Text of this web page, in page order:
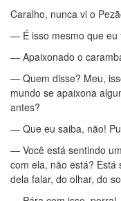
Caralho, nunca vi o
— É isso mesmo que eu
— Apaixonado o
— Quem disse? Meu,
mundo se apaixona
antes?
— Que eu saiba, não!
— Você está sentindo
com ela, não está? Está
dela falar, do olhar, do